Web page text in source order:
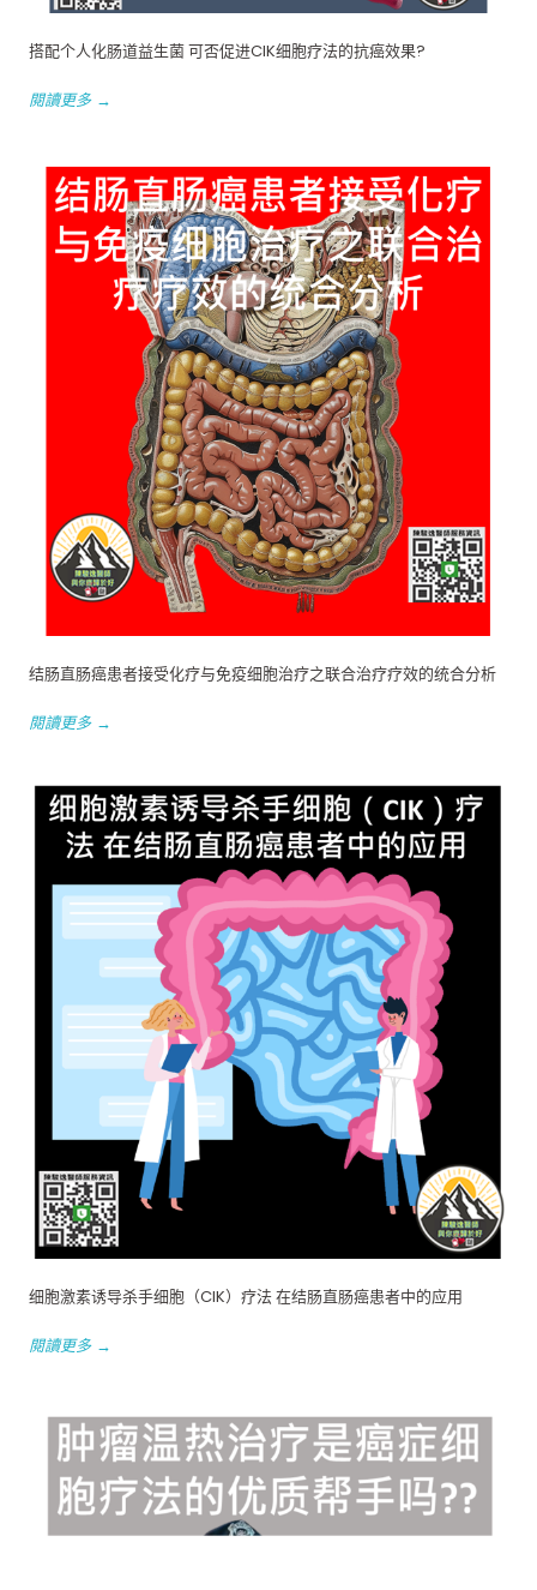
搭配个人化肠道益生菌 可否促进CIK细胞疗法的抗癌效果?
閱讀更多 →
结肠直肠癌患者接受化疗与免疫细胞治疗之联合治疗疗效的统合分析
閱讀更多 →
细胞激素诱导杀手细胞（CIK）疗法 在结肠直肠癌患者中的应用
閱讀更多 →